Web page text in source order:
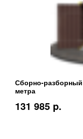
Сборно-разборный
метра
131 985 p.